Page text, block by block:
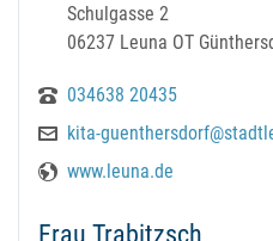
Schulgasse 2
06237 Leuna OT
034638 20435
kita-
www.leuna.de
Frau Trabitzsch